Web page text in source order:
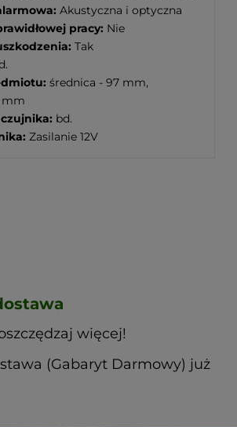
Akustyczna i optyczna
pracy: Nie
Tak
średnica - 97 mm,
mm
bd.
Zasilanie 12V
więcej!
(Gabaryt Darmowy) już